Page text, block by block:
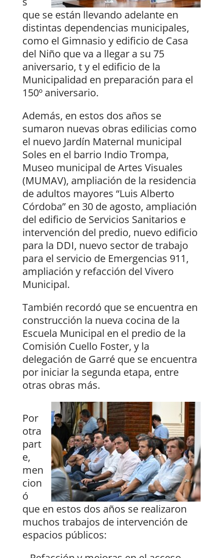
que se están llevando adelante en
distintas dependencias municipales,
como el Gimnasio y edificio de Casa
del Niño que va a llegar a su 75
aniversario, t y el edificio de la
Municipalidad en preparación para el
150º aniversario.
Además, en estos dos años se
sumaron nuevas obras edilicias como
el nuevo Jardín Maternal municipal
Soles en el barrio Indio Trompa,
Museo municipal de Artes Visuales
(MUMAV), ampliación de la residencia
de adultos mayores “Luis Alberto
Córdoba” en 30 de agosto, ampliación
del edificio de Servicios Sanitarios e
intervención del predio, nuevo edificio
para la DDI, nuevo sector de trabajo
para el servicio de Emergencias 911,
ampliación y refacción del Vivero
Municipal.
También recordó que se encuentra en
construcción la nueva cocina de la
Escuela Municipal en el predio de la
Comisión Cuello Foster, y la
delegación de Garré que se encuentra
por iniciar la segunda etapa, entre
otras obras más.
Por
otra
part
e,
men
cion
ó
que en estos dos años se realizaron
muchos trabajos de intervención de
espacios públicos: